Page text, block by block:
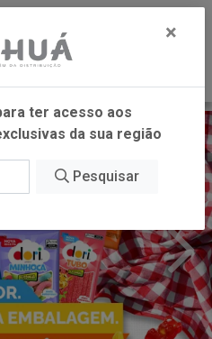
×
ter acesso aos
da sua região
Pesquisar